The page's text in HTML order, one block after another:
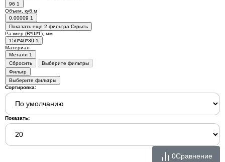
96 1
Объем, куб.м
0.00009 1
Показать еще 2 фильтра Скрыть
Размер (В*Ш*Г), мм
150*40*30 1
Материал
Металл 1
Сбросить
Выберите фильтры
Фильтр
Выберите фильтры
Сортировка:
Показать:
0Сравнение